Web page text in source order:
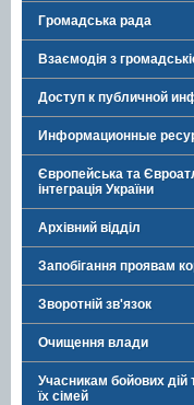
Громадська рада
Взаємодія з
Доступ к публичной
Информационные
Європейська та
інтеграція України
Архівний відділ
Запобігання проявам
Зворотній зв'язок
Очищення влади
Учасникам бойових дій
їх сімей